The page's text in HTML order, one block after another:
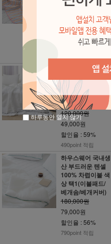
불패드/베개솜/베
개커버)
120,000원
69,000원
할인율 : 43%
690point 적립
하우스웨어 국내생
산 퓨어화이트 순
면 시어서커 이불
(이불패드/베개솜/
베개커버)
120,000원
49,000원
할인율 : 59%
490point 적립
하우스웨어 국내생
산 부드러운 텐셀
100% 차렵이불 색
상 택1(이불패드/
베개솜/베개커버)
180,000원
79,000원
할인율 : 56%
790point 적립
하루동안 열지 않기